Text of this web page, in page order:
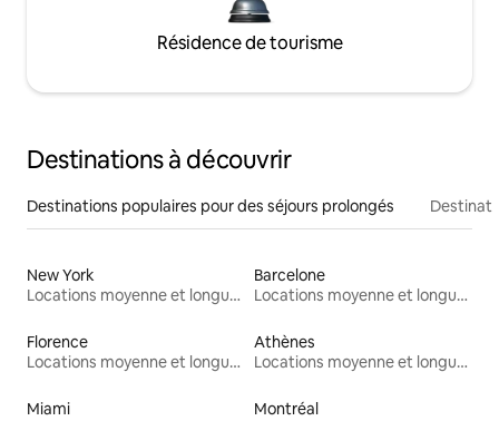
Résidence de tourisme
Destinations à découvrir
Destinations populaires pour des séjours prolongés
New York
Locations moyenne et longue durée
Barcelone
Locations moyenne et longue durée
Florence
Locations moyenne et longue durée
Athènes
Locations moyenne et longue durée
Miami
Montréal